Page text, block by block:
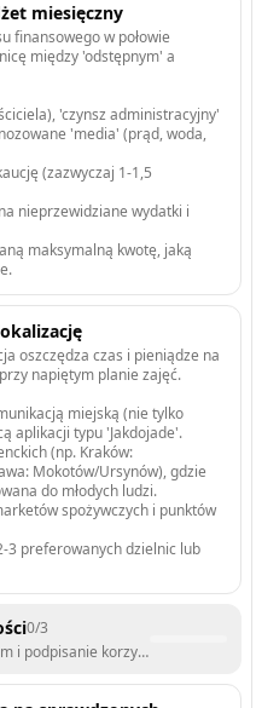
miesięczny
finansowego w połowie
między 'odstępnym' a
'czynsz administracyjny'
'media' (prąd, woda,
(zazwyczaj 1-1,5
nieprzewidziane wydatki i
maksymalną kwotę, jaką
oszczędza czas i pieniądze na
napiętym planie zajęć.
miejską (nie tylko
aplikacji typu 'Jakdojade'.
(np. Kraków:
Mokotów/Ursynów), gdzie
do młodych ludzi.
spożywczych i punktów
3 preferowanych dzielnic lub
0/3
i podpisanie korzystnej umowy.